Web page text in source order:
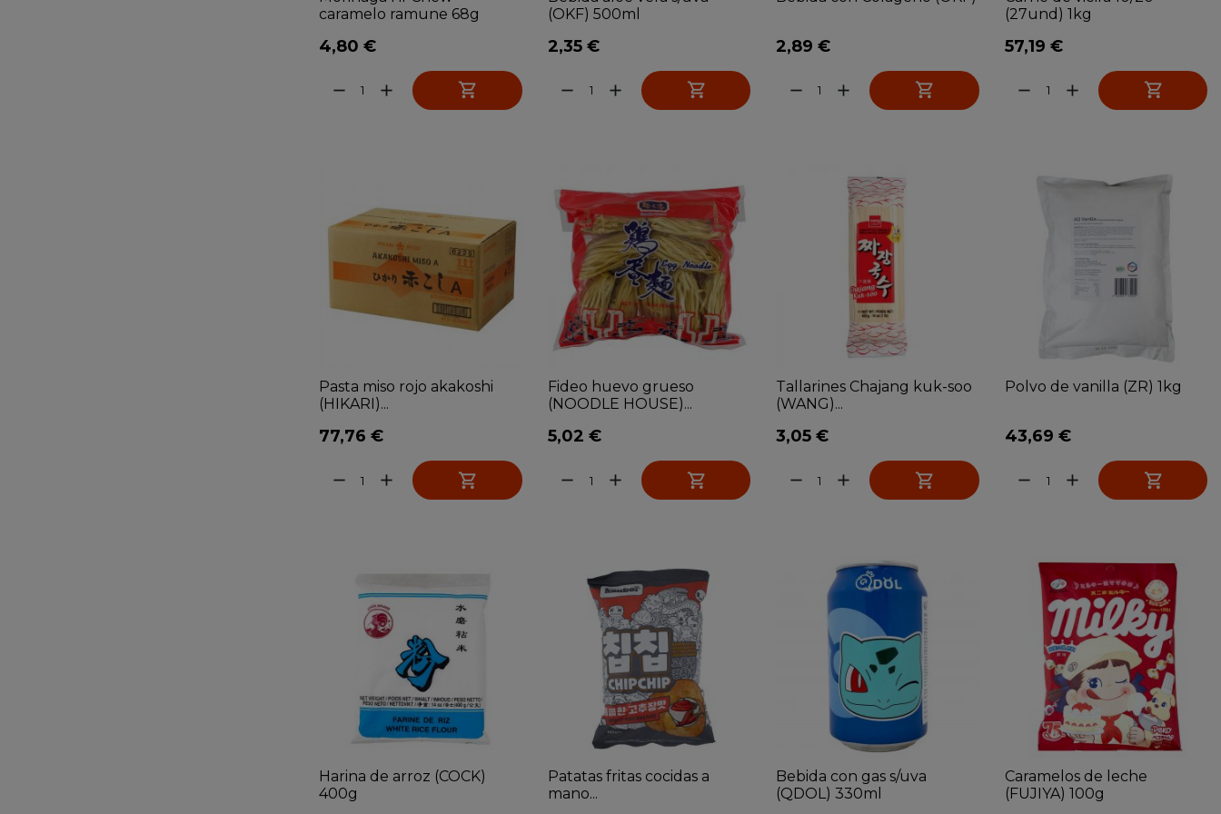
caramelo ramune 68g
4,80 €
remove add 
(OKF) 500ml
2,35 €
remove add 
2,89 €
remove add 
(27und) 1kg
57,19 €
remove add 
Pasta miso rojo akakoshi
(HIKARI)...
77,76 €
remove add 
Fideo huevo grueso
(NOODLE HOUSE)...
5,02 €
remove add 
Tallarines Chajang kuk-soo
(WANG)...
3,05 €
remove add 
Polvo de vanilla (ZR) 1kg
43,69 €
remove add 
Harina de arroz (COCK)
400g
Patatas fritas cocidas a
mano...
Bebida con gas s/uva
(QDOL) 330ml
Caramelos de leche
(FUJIYA) 100g